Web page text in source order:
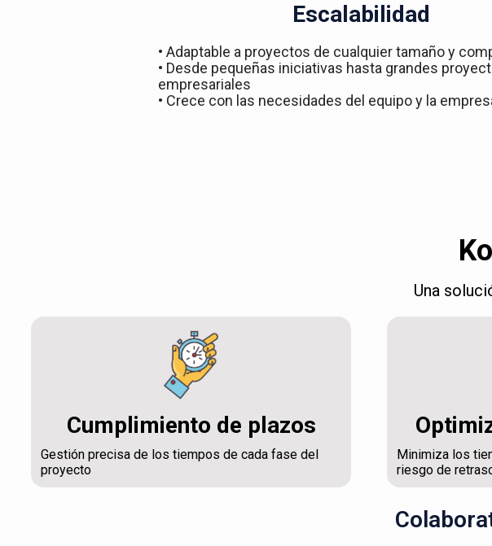
Escalabilidad
• Adaptable a proyectos de cualquier tamaño y
• Desde pequeñas iniciativas hasta grandes
empresariales
• Crece con las necesidades del equipo y la
Una
Cumplimiento de plazos
Gestión precisa de los tiempos de cada fase del
proyecto
Minimiza los
riesgo de